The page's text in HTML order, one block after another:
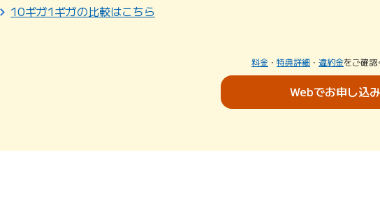
10ギガ1ギガの比較はこちら
料金 ・ 特典詳細 ・ 違約金をご確認
Webでお申し込み